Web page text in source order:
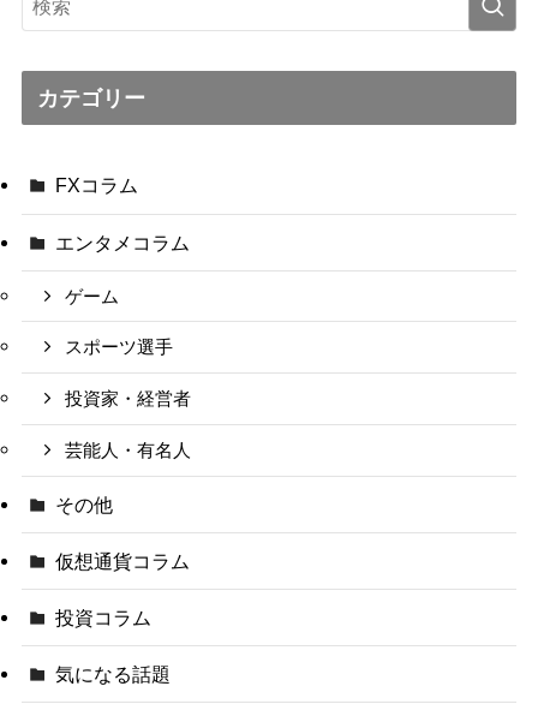
カテゴリー
FXコラム
エンタメコラム
ゲーム
スポーツ選手
投資家・経営者
芸能人・有名人
その他
仮想通貨コラム
投資コラム
気になる話題